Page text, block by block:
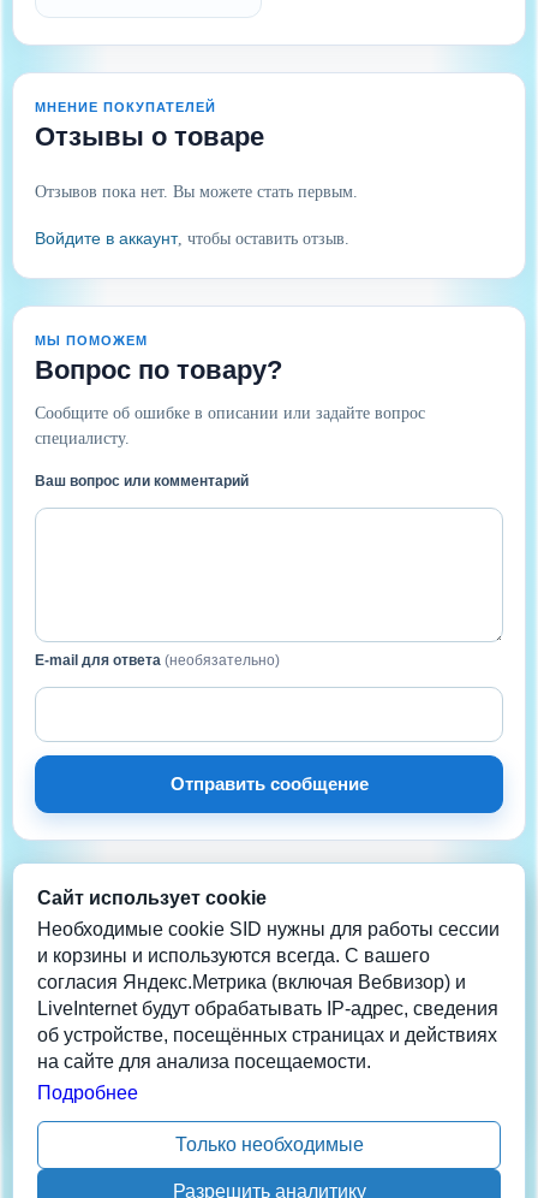
МНЕНИЕ ПОКУПАТЕЛЕЙ
Отзывы о товаре
Отзывов пока нет. Вы можете стать первым.
Войдите в аккаунт, чтобы оставить отзыв.
МЫ ПОМОЖЕМ
Вопрос по товару?
Сообщите об ошибке в описании или задайте вопрос
специалисту.
Ваш вопрос или комментарий
E-mail для ответа (необязательно)
Отправить сообщение
НА СВЯЗИ
Нужна помощь?
Телеграм
info@coolera.ru
+7 962-942-2013
Данные обновлены: 05/08/26 20:10:19 1
Сайт использует cookie
Необходимые cookie SID нужны для работы сессии
и корзины и используются всегда. С вашего
согласия Яндекс.Метрика (включая Вебвизор) и
LiveInternet будут обрабатывать IP-адрес, сведения
об устройстве, посещённых страницах и действиях
на сайте для анализа посещаемости.
Подробнее
Только необходимые
Разрешить аналитику